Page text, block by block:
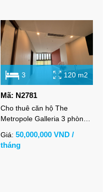
3 120 m2
Mã: N2781
Cho thuê căn hộ The
Metropole Galleria 3 phòng
bản
Giá: 50,000,000 VND /
tháng